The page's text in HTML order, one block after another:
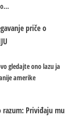
priče o
gledajte ono lazu ja
amerike
Priviđaju mu